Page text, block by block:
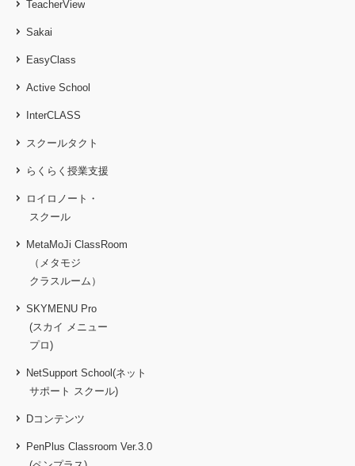
TeacherView
Sakai
EasyClass
Active School
InterCLASS
スクールタクト
らくらく授業支援
ロイロノート・
スクール
MetaMoJi ClassRoom
（メタモジ
クラスルーム）
SKYMENU Pro
(スカイ メニュー
プロ)
NetSupport School(ネット
サポート スクール)
Dコンテンツ
PenPlus Classroom Ver.3.0